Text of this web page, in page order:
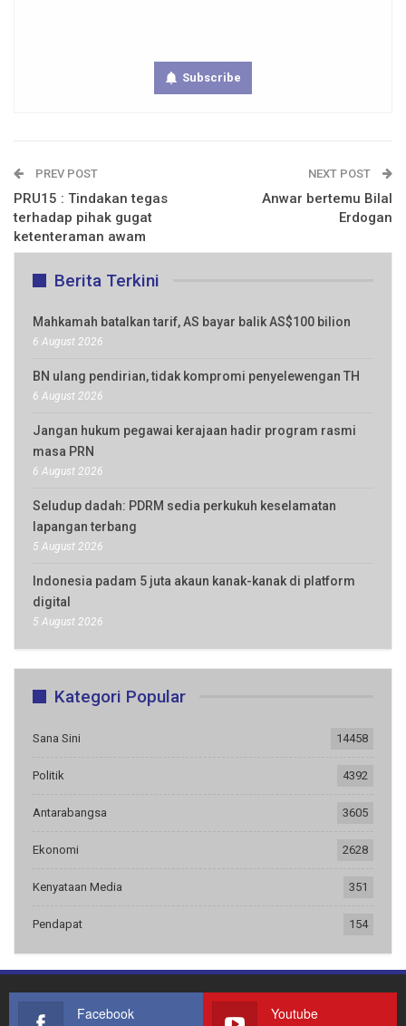
Subscribe
PREV POST
PRU15 : Tindakan tegas
terhadap pihak gugat
ketenteraman awam
NEXT POST
Anwar bertemu Bilal
Erdogan
Berita Terkini
Mahkamah batalkan tarif, AS bayar balik AS$100 bilion
6 August 2026
BN ulang pendirian, tidak kompromi penyelewengan TH
6 August 2026
Jangan hukum pegawai kerajaan hadir program rasmi
masa PRN
6 August 2026
Seludup dadah: PDRM sedia perkukuh keselamatan
lapangan terbang
5 August 2026
Indonesia padam 5 juta akaun kanak-kanak di platform
digital
5 August 2026
Kategori Popular
Sana Sini 14458
Politik 4392
Antarabangsa 3605
Ekonomi 2628
Kenyataan Media 351
Pendapat 154
Facebook Youtube